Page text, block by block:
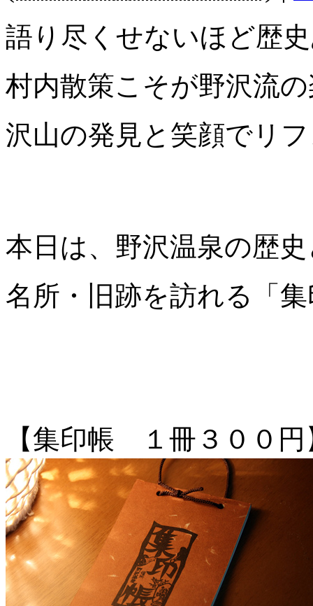
語り尽くせないほど歴
村内散策こそが野沢流
沢山の発見と笑顔でリ
本日は、野沢温泉の歴
名所・旧跡を訪れる「
【集印帳 １冊３００円